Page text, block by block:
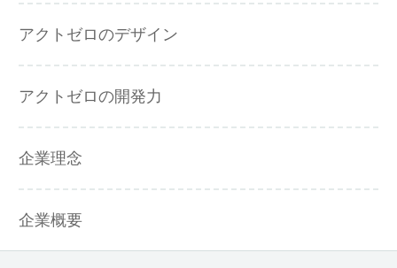
アクトゼロのデザイン
アクトゼロの開発力
企業理念
企業概要